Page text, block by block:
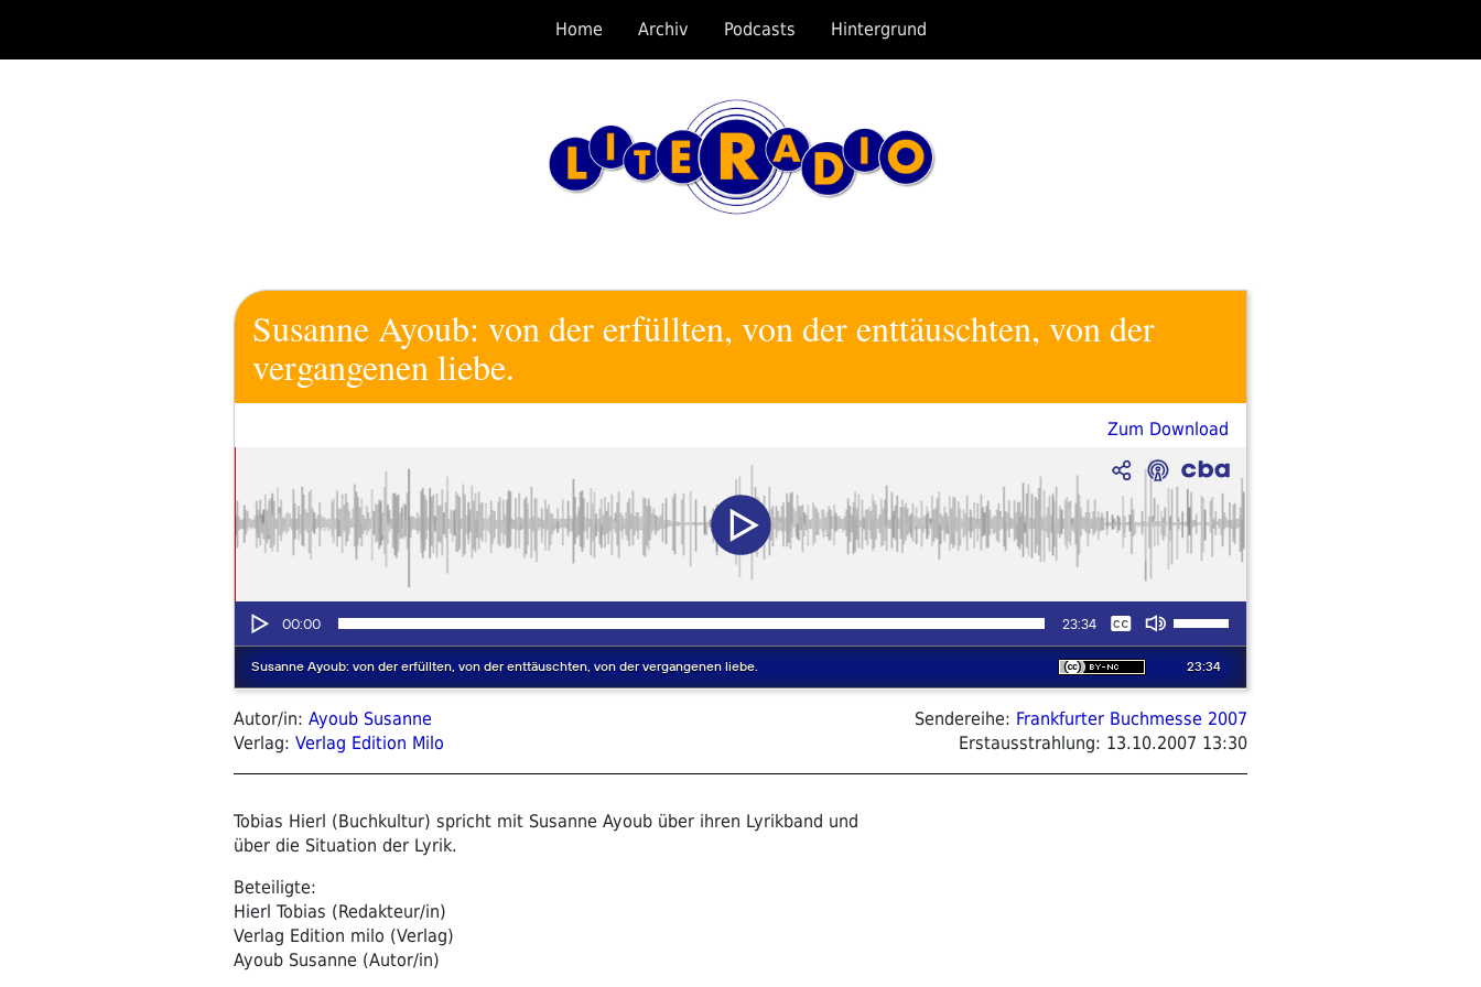
springen
Home Archiv Podcasts Hintergrund
Susanne Ayoub: von der erfüllten, von der enttäuschten, von der
vergangenen liebe.
Zum Download
Autor/in: Ayoub Susanne
Verlag: Verlag Edition Milo
Sendereihe: Frankfurter Buchmesse 2007
Erstausstrahlung: 13.10.2007 13:30
Tobias Hierl (Buchkultur) spricht mit Susanne Ayoub über ihren Lyrikband und
über die Situation der Lyrik.
Beteiligte:
Hierl Tobias (Redakteur/in)
Verlag Edition milo (Verlag)
Ayoub Susanne (Autor/in)